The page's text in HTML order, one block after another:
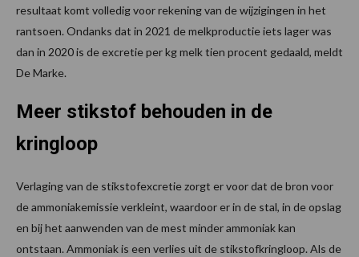
resultaat komt volledig voor rekening van de wijzigingen in het
rantsoen. Ondanks dat in 2021 de melkproductie iets lager was
dan in 2020 is de excretie per kg melk tien procent gedaald, meldt
De Marke.
Meer stikstof behouden in de
kringloop
Verlaging van de stikstofexcretie zorgt er voor dat de bron voor
de ammoniakemissie verkleint, waardoor er in de stal, in de opslag
en bij het aanwenden van de mest minder ammoniak kan
ontstaan. Ammoniak is een verlies uit de stikstofkringloop. Als de